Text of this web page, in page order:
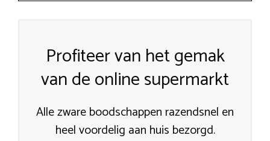
Profiteer van het gemak
van de online supermarkt
Alle zware boodschappen razendsnel en
heel voordelig aan huis bezorgd.